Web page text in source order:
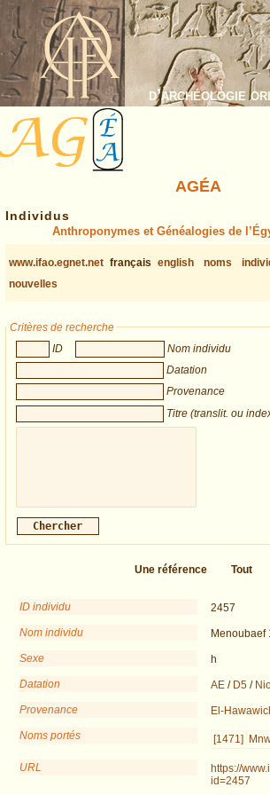
d’archéologie
AGÉA
Individus
Anthroponymes et Généalogies de
www.ifao.egnet.net français english noms
nouvelles
Critères de recherche
ID
Nom individu
Datation
Provenance
Titre (translit. ou
Une référence Tout
ID individu
2457
Nom individu
Menoubaef
Sexe
h
Datation
AE / D5 /
Provenance
El-
Noms portés
[1471]
URL
https://
id=2457